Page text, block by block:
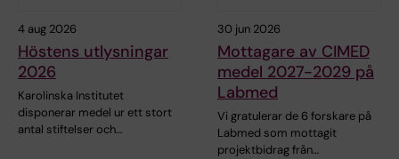
4 aug 2026
Höstens utlysningar
2026
Karolinska Institutet
disponerar medel ur ett stort
antal stiftelser och…
30 jun 2026
Mottagare av CIMED
medel 2027-2029 på
Labmed
Vi gratulerar de 6 forskare på
Labmed som mottagit
projektbidrag från…